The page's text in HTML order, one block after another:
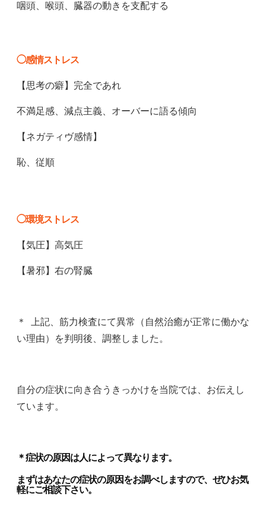
咽頭、喉頭、臓器の動きを支配する
◯感情ストレス
【思考の癖】完全であれ
不満足感、減点主義、オーバーに語る傾向
【ネガティヴ感情】
恥、従順
◯環境ストレス
【気圧】高気圧
【暑邪】右の腎臓
＊ 上記、筋力検査にて異常（自然治癒が正常に働かな
い理由）を判明後、調整しました。
自分の症状に向き合うきっかけを当院では、お伝えし
ています。
＊症状の原因は人によって異なります。
まずはあなたの症状の原因をお調べしますので、ぜひお気
軽にご相談下さい。